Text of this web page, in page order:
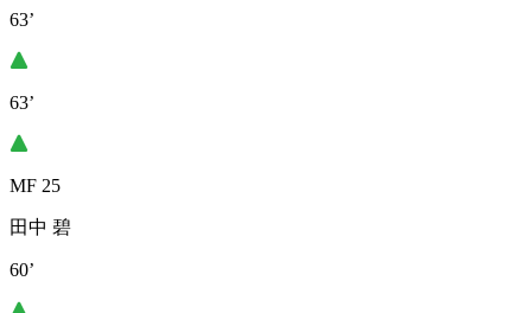
63’
63’
MF 25
田中 碧
60’